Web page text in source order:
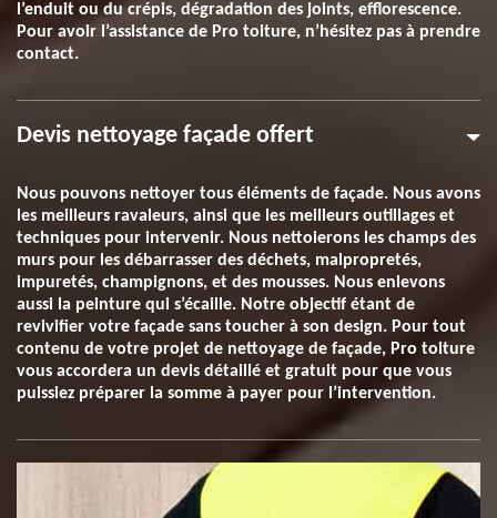
l’enduit ou du crépis, dégradation des joints, efflorescence.
Pour avoir l’assistance de Pro toiture, n’hésitez pas à prendre
contact.
Devis nettoyage façade offert
Nous pouvons nettoyer tous éléments de façade. Nous avons
les meilleurs ravaleurs, ainsi que les meilleurs outillages et
techniques pour intervenir. Nous nettoierons les champs des
murs pour les débarrasser des déchets, malpropretés,
impuretés, champignons, et des mousses. Nous enlevons
aussi la peinture qui s’écaille. Notre objectif étant de
revivifier votre façade sans toucher à son design. Pour tout
contenu de votre projet de nettoyage de façade, Pro toiture
vous accordera un devis détaillé et gratuit pour que vous
puissiez préparer la somme à payer pour l’intervention.